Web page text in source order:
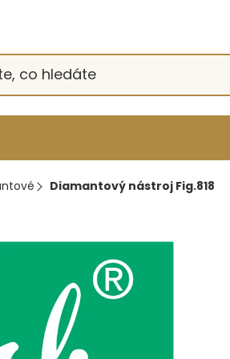
Diamantový nástroj Fig.818